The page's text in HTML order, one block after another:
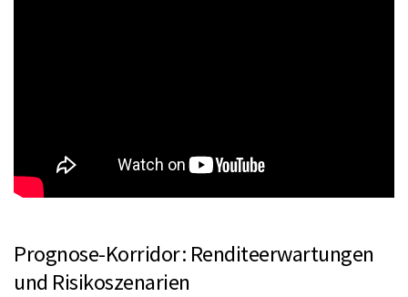
Prognose-Korridor: Renditeerwartungen
und Risikoszenarien